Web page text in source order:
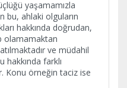
yaşamamızla
bu, ahlaki olguların
hakkında doğrudan,
olamamaktan
ve müdahil
hakkında farklı
Konu örneğin taciz ise